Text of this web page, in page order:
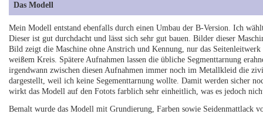
Das Modell
Mein Modell entstand ebenfalls durch einen Umbau der B-Version. Ich
Dieser ist gut durchdacht und lässt sich sehr gut bauen. Bilder dieser
Bild zeigt die Maschine ohne Anstrich und Kennung, nur das
weißem Kreis. Spätere Aufnahmen lassen die übliche Segmenttarnung
irgendwann zwischen diesen Aufnahmen immer noch im Metallkleid die
dargestellt, weil ich keine Segementtarnung wollte. Damit werden sicher
wirkt das Modell auf den Fotots farblich sehr einheitlich, was es jedoch
Bemalt wurde das Modell mit Grundierung, Farben sowie Seidenmattlack